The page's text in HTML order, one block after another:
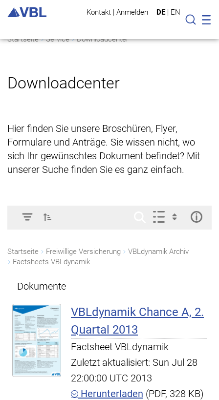
Kontakt | Anmelden DE | EN
Suche
Startseite Service Downloadcenter
Downloadcenter
Hier finden Sie unsere Broschüren, Flyer,
Formulare und Anträge. Sie wissen nicht, wo
sich Ihr gewünschtes Dokument befindet? Mit
unserer Suche finden Sie es ganz einfach.
Startseite Freiwillige Versicherung
VBLdynamik Archiv
Factsheets VBLdynamik
Dokumente
VBLdynamik Chance A, 2.
Quartal 2013
Factsheet VBLdynamik
Zuletzt aktualisiert: Sun Jul 28
22:00:00 UTC 2013
Herunterladen (PDF, 328 KB)